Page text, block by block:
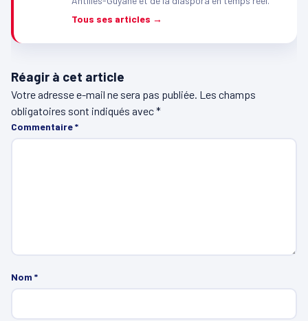
Tous ses articles →
Réagir à cet article
Votre adresse e-mail ne sera pas publiée. Les champs
obligatoires sont indiqués avec*
Commentaire*
Nom *